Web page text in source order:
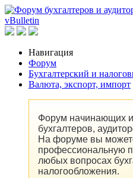
Навигация
Форум
Бухгалтерский и
Валюта, экспорт, импорт
Форум начинающих
бухгалтеров,
На форуме вы
профессиональную
любых вопросах
налогообложения.